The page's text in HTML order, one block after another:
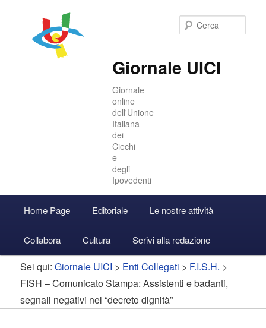
Giornale UICI
Giornale
online
dell'Unione
Italiana
dei
Ciechi
e
degli
Ipovedenti
principale
Vai
al
contenuto
principale
Vai
al
contenuto
secondario
Accedi
Home Page Editoriale Le nostre attività
Collabora Cultura Scrivi alla redazione
Sei qui:Giornale UICI > Enti Collegati > F.I.S.H. >
FISH – Comunicato Stampa: Assistenti e badanti,
segnali negativi nel “decreto dignità”